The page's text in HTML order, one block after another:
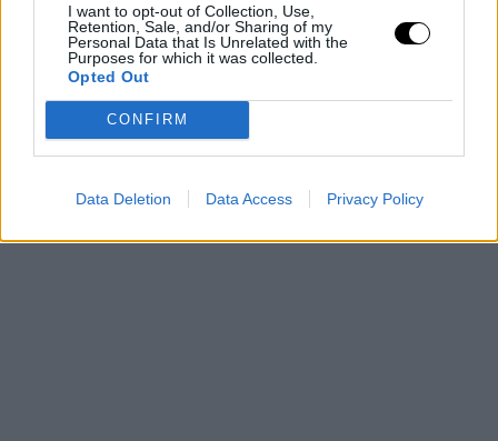
I want to opt-out of Collection, Use,
Retention, Sale, and/or Sharing of my
Personal Data that Is Unrelated with the
Purposes for which it was collected.
Opted Out
CONFIRM
Data Deletion Data Access Privacy Policy